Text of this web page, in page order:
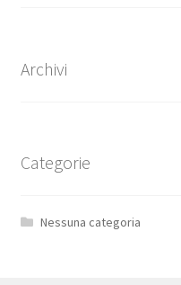
Archivi
Categorie
Nessuna categoria